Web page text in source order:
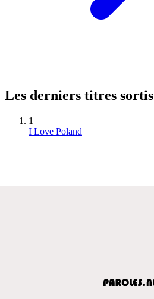
Les derniers titres sortis
1
I Love Poland